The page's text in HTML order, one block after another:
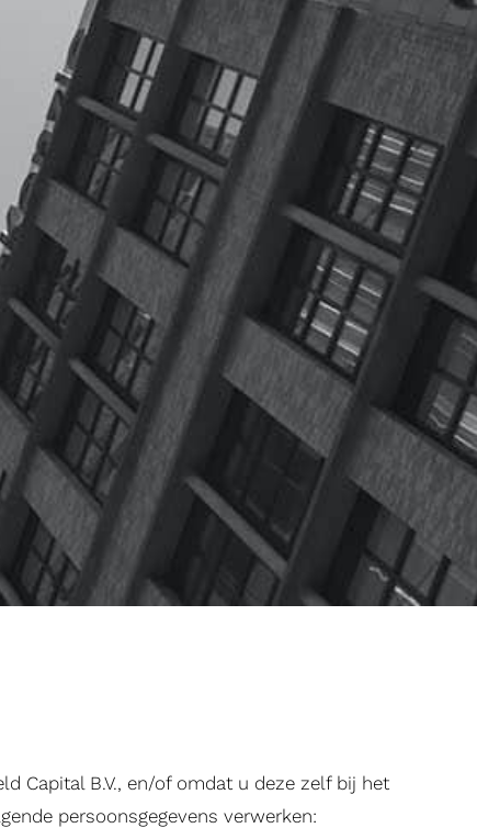
Capital B.V., en/of omdat u deze zelf bij het
persoonsgegevens verwerken: